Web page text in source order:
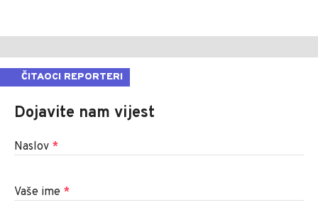
ČITAOCI REPORTERI
Dojavite nam vijest
Naslov *
Vaše ime *